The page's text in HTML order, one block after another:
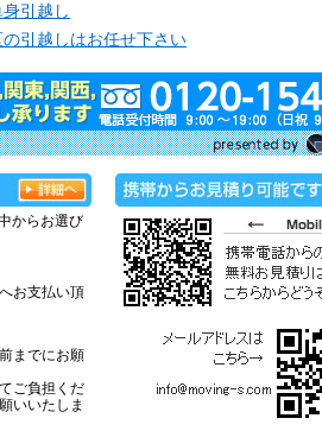
引越し
引越しはお任せ下さい
からお選び
お支払い頂
までにお願
ご負担くだ
いいたしま